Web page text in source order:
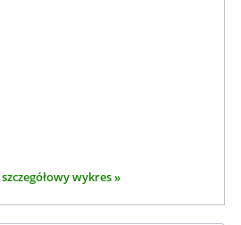
wykres »